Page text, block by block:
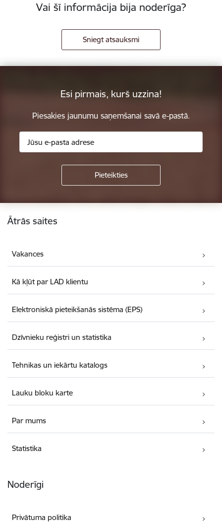
Vai šī informācija bija noderīga?
Sniegt atsauksmi
Esi pirmais, kurš uzzina!
Piesakies jaunumu saņemšanai savā e-pastā.
Kājene
Ātrās saites
Vakances
Kā kļūt par LAD klientu
Elektroniskā pieteikšanās sistēma (EPS)
Dzīvnieku reģistri un statistika
Tehnikas un iekārtu katalogs
Lauku bloku karte
Par mums
Statistika
Noderīgi
Privātuma politika